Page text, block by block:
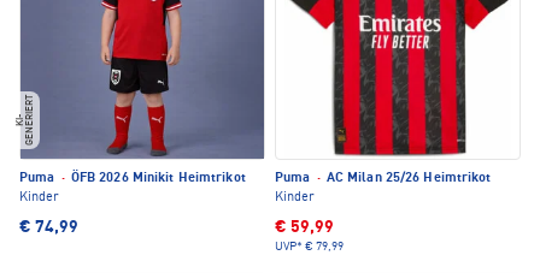
KI
-
G
E
N
E
RI
E
R T
Puma · ÖFB 2026 Minikit Heimtrikot
Kinder
€ 74,99
Puma · AC Milan 25/26 Heimtrikot
Kinder
€ 59,99
UVP* € 79,99